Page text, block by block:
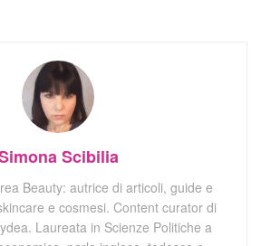
Scibilia
Beauty: autrice di articoli, guide e
e cosmesi. Content curator di
Laureata in Scienze Politiche a